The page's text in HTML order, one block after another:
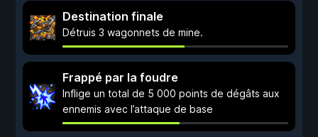
Destination finale
Détruis 3 wagonnets de mine.
Frappé par la foudre
Inflige un total de 5 000 points de dégâts aux
ennemis avec l’attaque de base